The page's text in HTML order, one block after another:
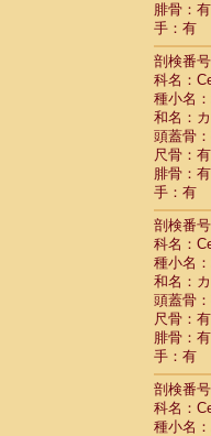
腓骨：有
手：有
剖検番
科名：
種小名：
和名：
頭蓋骨
尺骨：有
腓骨：有
手：有
剖検番
科名：
種小名：
和名：
頭蓋骨
尺骨：有
腓骨：有
手：有
剖検番
科名：
種小名：